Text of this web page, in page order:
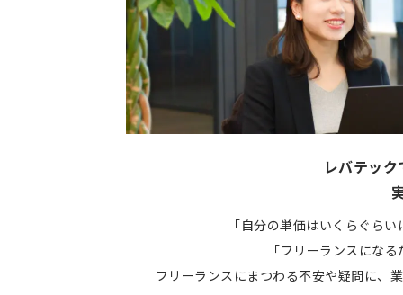
レバテッ
「自分の単価はいくらぐら
「フリーランスにな
フリーランスにまつわる不安や疑問に、